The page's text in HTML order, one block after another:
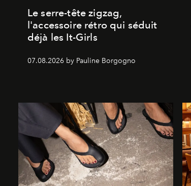
Le serre-tête zigzag,
l'accessoire rétro qui séduit
déjà les It-Girls
07.08.2026 by Pauline Borgogno